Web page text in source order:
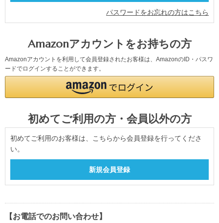
パスワードをお忘れの方はこちら
Amazonアカウントをお持ちの方
Amazonアカウントを利用して会員登録されたお客様は、AmazonのID・パスワ
ードでログインすることができます。
初めてご利用の方・会員以外の方
初めてご利用のお客様は、こちらから会員登録を行ってくださ
い。
【お電話でのお問い合わせ】